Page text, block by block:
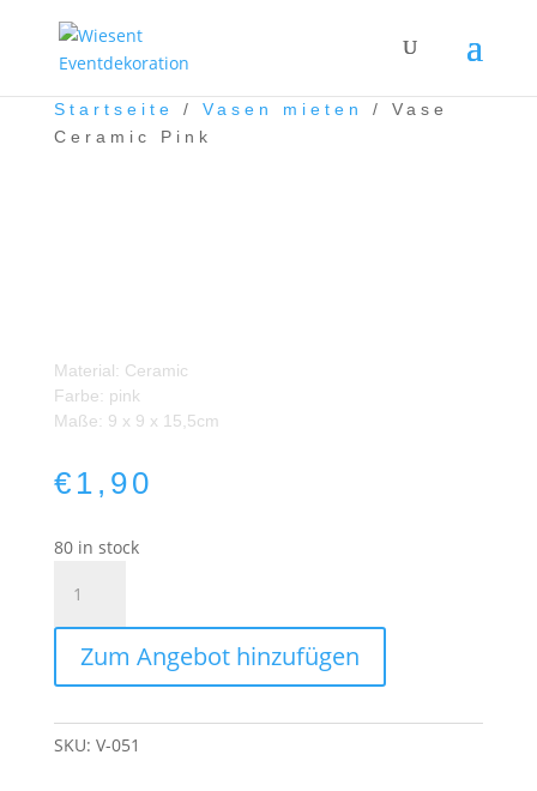
Startseite / Vasen mieten
/ Vase
Ceramic Pink
Material: Ceramic
Farbe: pink
Maße: 9 x 9 x 15,5cm
€ 1,90
80 in stock
Ceramic
Pink
quantity
Zum Angebot hinzufügen
SKU: V-051